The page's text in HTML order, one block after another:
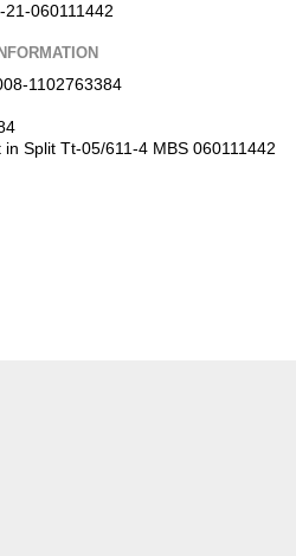
060111442
1102763384
Split Tt-05/611-4 MBS 060111442